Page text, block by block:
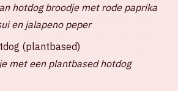
voor Harry Styles in de Johan
vrijdag 30 januari om 14:00 uur.
Harry Styles, kun je terecht bij
hotdog broodje met rode paprika
en jalapeno peper
(plantbased)
met een plantbased hotdog